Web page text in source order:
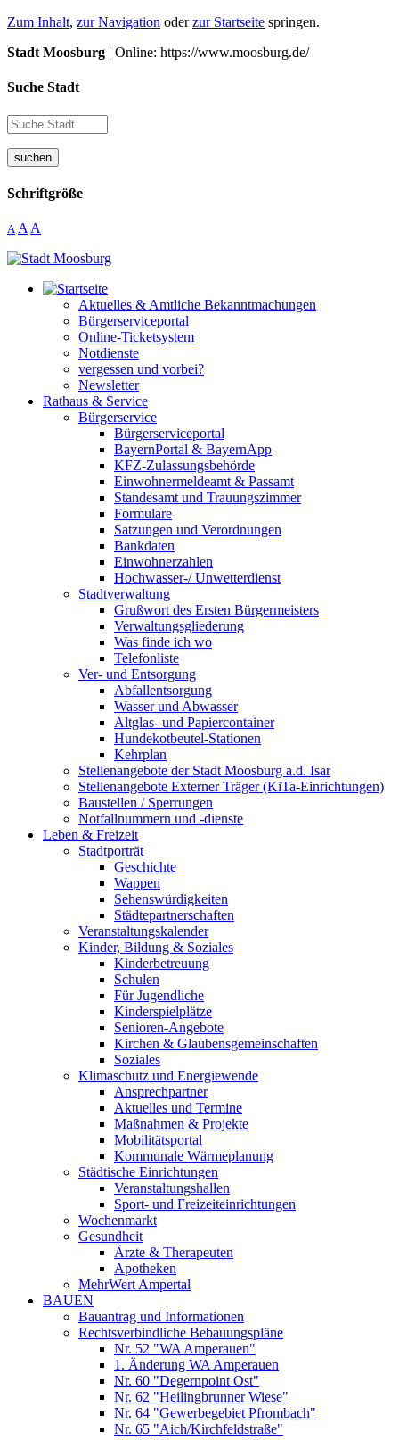
Zum Inhalt, zur Navigation oderzur Startseite springen.
Stadt Moosburg | Online: https://www.moosburg.de/
Suche Stadt
suchen
Schriftgröße
A A A
Aktuelles & Amtliche Bekanntmachungen
Bürgerserviceportal
Online-Ticketsystem
Notdienste
vergessen und vorbei?
Newsletter
Rathaus & Service
Bürgerservice
Bürgerserviceportal
BayernPortal & BayernApp
KFZ-Zulassungsbehörde
Einwohnermeldeamt & Passamt
Standesamt und Trauungszimmer
Formulare
Satzungen und Verordnungen
Bankdaten
Einwohnerzahlen
Hochwasser-/ Unwetterdienst
Stadtverwaltung
Grußwort des Ersten Bürgermeisters
Verwaltungsgliederung
Was finde ich wo
Telefonliste
Ver- und Entsorgung
Abfallentsorgung
Wasser und Abwasser
Altglas- und Papiercontainer
Hundekotbeutel-Stationen
Kehrplan
Stellenangebote der Stadt Moosburg a.d. Isar
Stellenangebote Externer Träger (KiTa-Einrichtungen)
Baustellen / Sperrungen
Notfallnummern und -dienste
Leben & Freizeit
Stadtporträt
Geschichte
Wappen
Sehenswürdigkeiten
Städtepartnerschaften
Veranstaltungskalender
Kinder, Bildung & Soziales
Kinderbetreuung
Schulen
Für Jugendliche
Kinderspielplätze
Senioren-Angebote
Kirchen & Glaubensgemeinschaften
Soziales
Klimaschutz und Energiewende
Ansprechpartner
Aktuelles und Termine
Maßnahmen & Projekte
Mobilitätsportal
Kommunale Wärmeplanung
Städtische Einrichtungen
Veranstaltungshallen
Sport- und Freizeiteinrichtungen
Wochenmarkt
Gesundheit
Ärzte & Therapeuten
Apotheken
MehrWert Ampertal
BAUEN
Bauantrag und Informationen
Rechtsverbindliche Bebauungspläne
Nr. 52 "WA Amperauen"
1. Änderung WA Amperauen
Nr. 60 "Degernpoint Ost"
Nr. 62 "Heilingbrunner Wiese"
Nr. 64 "Gewerbegebiet Pfrombach"
Nr. 65 "Aich/Kirchfeldstraße"